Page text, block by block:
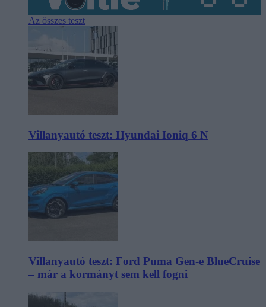
Az összes teszt
Villanyautó teszt: Hyundai Ioniq 6 N
Villanyautó teszt: Ford Puma Gen-e BlueCruise
– már a kormányt sem kell fogni